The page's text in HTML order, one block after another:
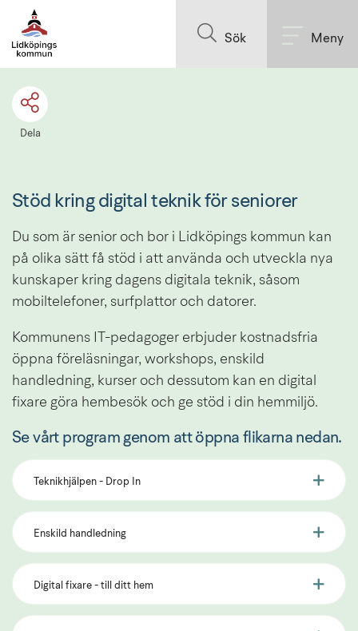
Sök Meny
Dela
Stöd kring digital teknik för seniorer
Du som är senior och bor i Lidköpings kommun kan
på olika sätt få stöd i att använda och utveckla nya
kunskaper kring dagens digitala teknik, såsom
mobiltelefoner, surfplattor och datorer.
Kommunens IT-pedagoger erbjuder kostnadsfria
öppna föreläsningar, workshops, enskild
handledning, kurser och dessutom kan en digital
fixare göra hembesök och ge stöd i din hemmiljö.
Se vårt program genom att öppna flikarna nedan.
Teknikhjälpen - Drop In
Enskild handledning
Digital fixare - till ditt hem